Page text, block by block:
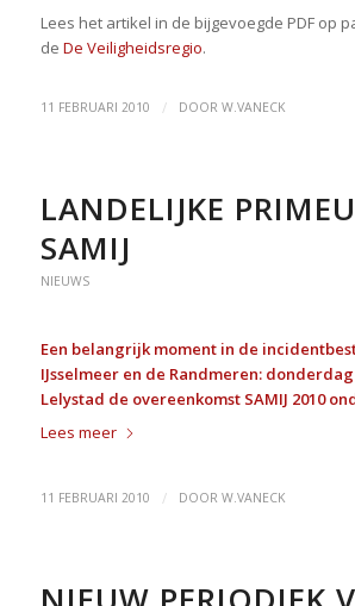
Lees het artikel in de bijgevoegde PDF op
de De Veiligheidsregio.
11 FEBRUARI 2010 / DOOR W.VANECK
LANDELIJKE
SAMIJ
NIEUWS
Een belangrijk moment in de
IJsselmeer en de Randmeren:
Lelystad de overeenkomst SAMIJ 2010
Lees meer
11 FEBRUARI 2010 / DOOR W.VANECK